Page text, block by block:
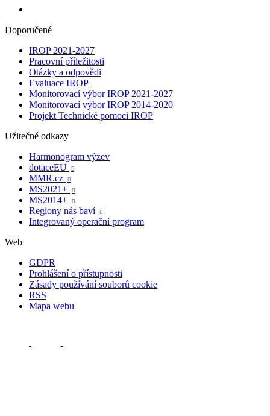
Doporučené
IROP 2021-2027
Pracovní příležitosti
Otázky a odpovědi
Evaluace IROP
Monitorovací výbor IROP 2021-2027
Monitorovací výbor IROP 2014-2020
Projekt Technické pomoci IROP
Užitečné odkazy
Harmonogram výzev
dotaceEU

MMR.cz 
MS2021+ 
MS2014+ 
Regiony nás baví 
Integrovaný operační program
Web
GDPR
Prohlášení o přístupnosti
Zásady používání souborů cookie
RSS
Mapa webu